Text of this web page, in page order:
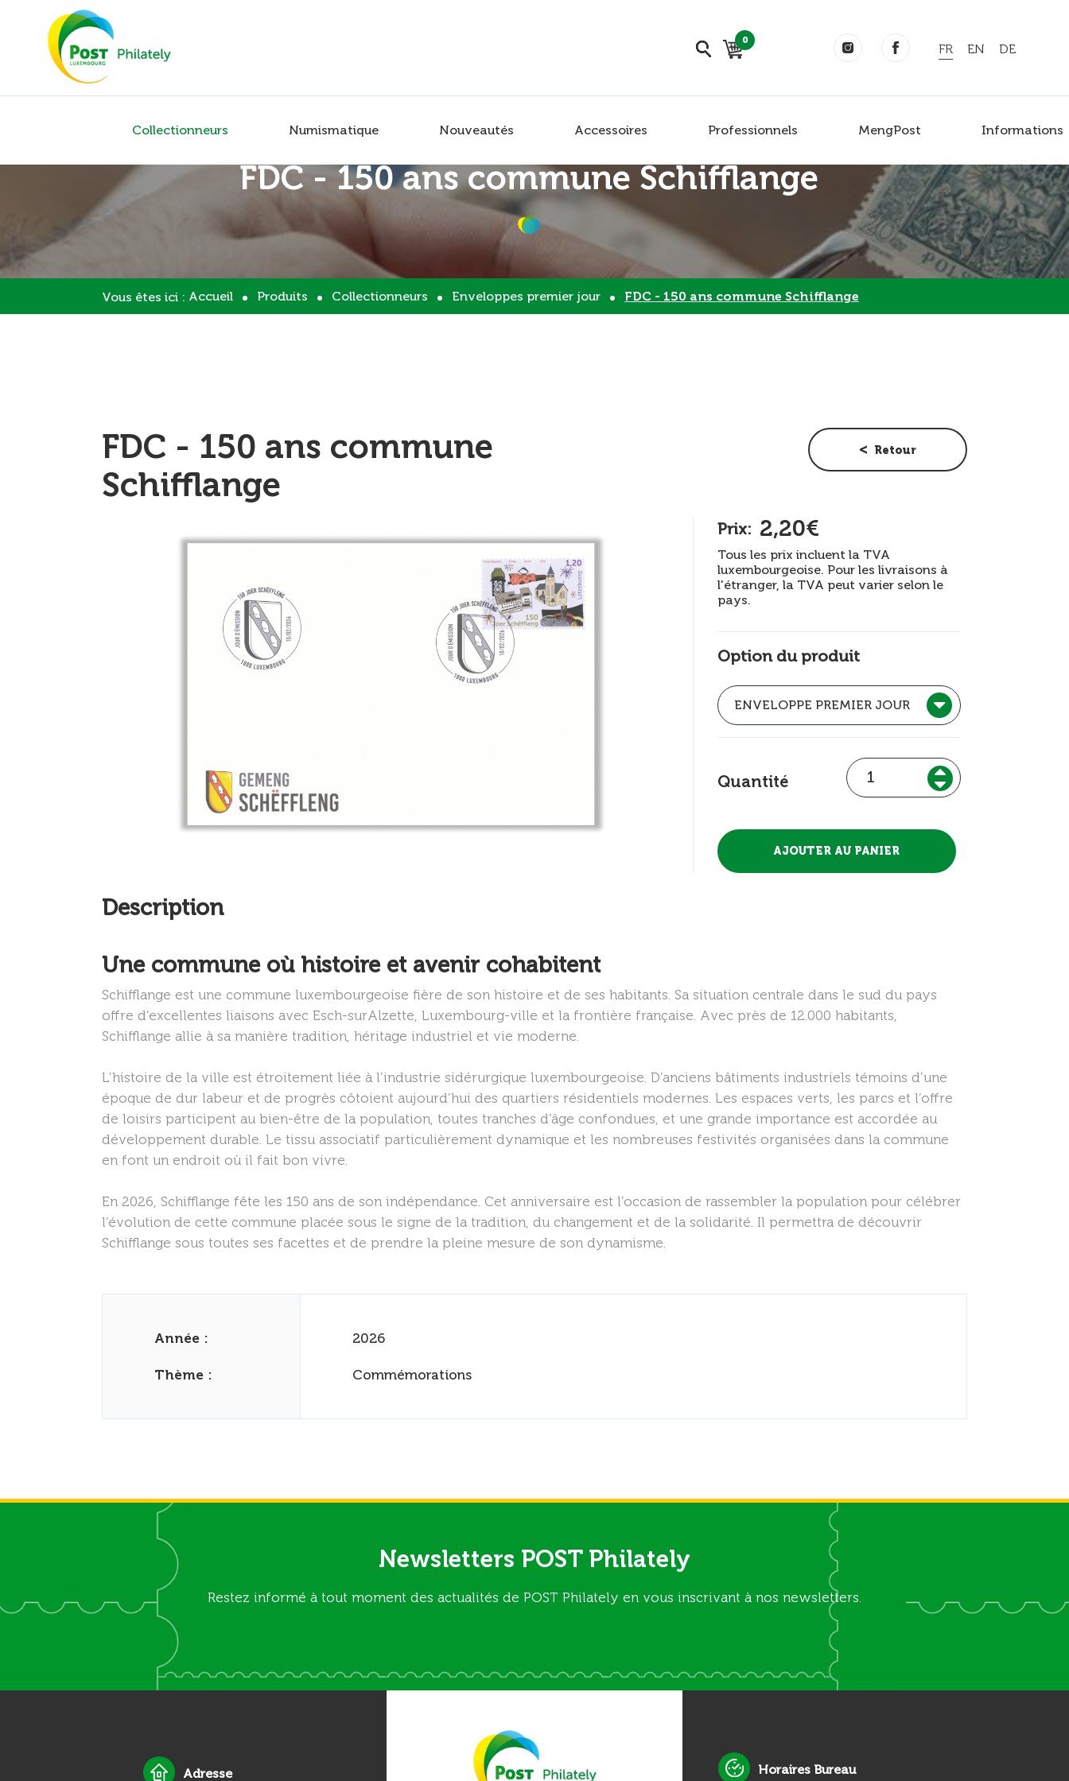
Collectionneurs Numismatique Nouveautés Accessoires Professionnels MengPost Informations
0
FR EN DE
FDC - 150 ans commune Schifflange
Vous êtes ici : Accueil Produits Collectionneurs Enveloppes premier jour FDC - 150 ans commune Schifflange
FDC - 150 ans commune
Schifflange
Retour
Prix: 2,20€
Tous les prix incluent la TVA
luxembourgeoise. Pour les livraisons à
l'étranger, la TVA peut varier selon le
pays.
Option du produit
Quantité
Description
Une commune où histoire et avenir cohabitent
Schifflange est une commune luxembourgeoise fière de son histoire et de ses habitants. Sa situation centrale dans le sud du pays
offre d’excellentes liaisons avec Esch-surAlzette, Luxembourg-ville et la frontière française. Avec près de 12.000 habitants,
Schifflange allie à sa manière tradition, héritage industriel et vie moderne.
L’histoire de la ville est étroitement liée à l’industrie sidérurgique luxembourgeoise. D’anciens bâtiments industriels témoins d’une
époque de dur labeur et de progrès côtoient aujourd’hui des quartiers résidentiels modernes. Les espaces verts, les parcs et l’offre
de loisirs participent au bien-être de la population, toutes tranches d’âge confondues, et une grande importance est accordée au
développement durable. Le tissu associatif particulièrement dynamique et les nombreuses festivités organisées dans la commune
en font un endroit où il fait bon vivre.
En 2026, Schifflange fête les 150 ans de son indépendance. Cet anniversaire est l’occasion de rassembler la population pour célébrer
l’évolution de cette commune placée sous le signe de la tradition, du changement et de la solidarité. Il permettra de découvrir
Schifflange sous toutes ses facettes et de prendre la pleine mesure de son dynamisme.
Année :
Thème :
2026
Commémorations
Newsletters POST Philately
Restez informé à tout moment des actualités de POST Philately en vous inscrivant à nos newsletters.
Adresse Horaires Bureau